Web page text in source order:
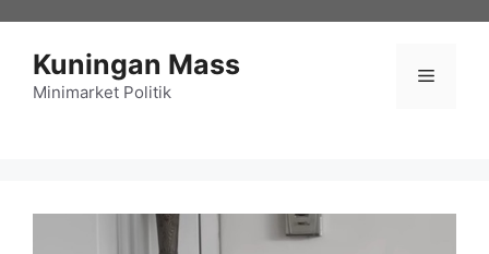
Kuningan Mass
Minimarket Politik
Menu